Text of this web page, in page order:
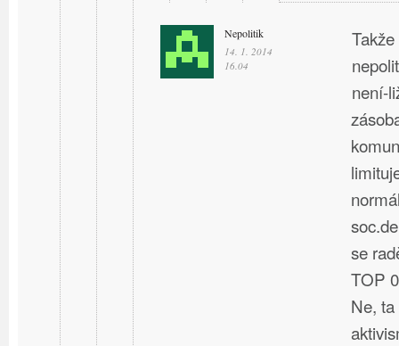
Nepolitik
14. 1. 2014
16.04
není-
se
TOP
Ne,